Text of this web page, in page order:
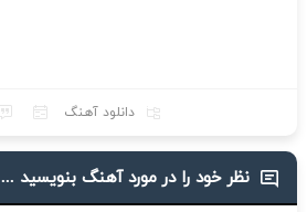
دانلود آهنگ
نظر خود را در مورد آهنگ بنویسید ...